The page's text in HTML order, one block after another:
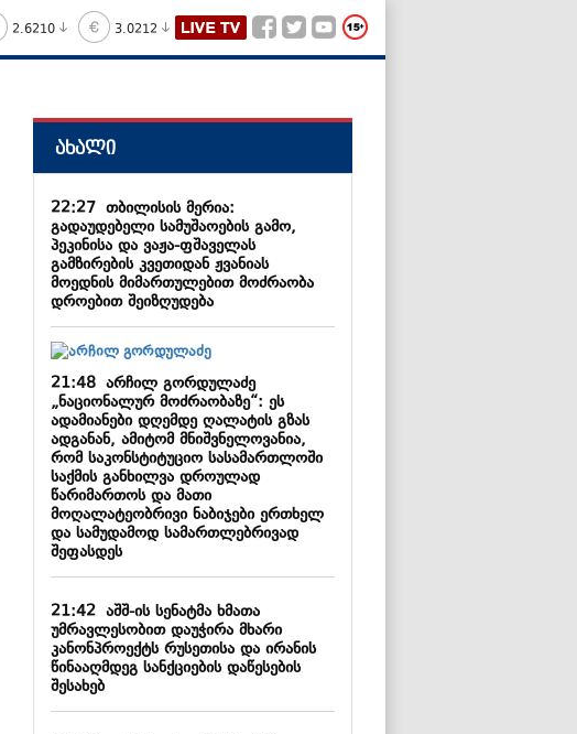
2.6210 3.0212
ახალი
22:27თბილისის მერია:
გადაუდებელი სამუშაოების გამო,
პეკინისა და ვაჟა-ფშაველას
გამზირების კვეთიდან ჟვანიას
მოედნის მიმართულებით მოძრაობა
დროებით შეიზღუდება
21:48არჩილ გორდულაძე
„ნაციონალურ მოძრაობაზე“: ეს
ადამიანები დღემდე ღალატის გზას
ადგანან, ამიტომ მნიშვნელოვანია,
რომ საკონსტიტუციო სასამართლოში
საქმის განხილვა დროულად
წარიმართოს და მათი
მოღალატეობრივი ნაბიჯები ერთხელ
და სამუდამოდ სამართლებრივად
შეფასდეს
21:42აშშ-ის სენატმა ხმათა
უმრავლესობით დაუჭირა მხარი
კანონპროექტს რუსეთისა და ირანის
წინააღმდეგ სანქციების დაწესების
შესახებ